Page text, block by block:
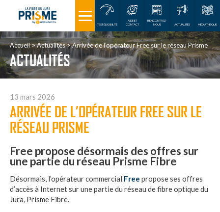
TEST ÉLIGIBILITÉ
AIDE ET
CONTACT
RENCONTREZ-
NOUS
ACTUALITÉS MÉDIATHÈQUE
Accueil Actualités Arrivée de l’opérateur Free sur le réseau Prisme
ACTUALITÉS
13 mars 2026
ARRIVÉE DE L’OPÉRATEUR FREE SUR LE
RÉSEAU PRISME
Free propose désormais des offres sur
une partie du réseau Prisme Fibre
Désormais, l’opérateur commercial Free propose ses offres
d’accès à Internet sur une partie du réseau de fibre optique du
Jura, Prisme Fibre.